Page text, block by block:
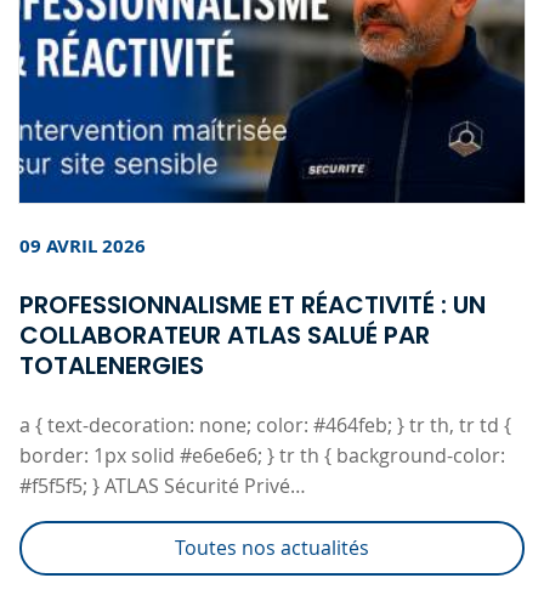
09 AVRIL 2026
PROFESSIONNALISME ET RÉACTIVITÉ : UN
COLLABORATEUR ATLAS SALUÉ PAR
TOTALENERGIES
a { text-decoration: none; color: #464feb; } tr th, tr td {
border: 1px solid #e6e6e6; } tr th { background-color:
#f5f5f5; } ATLAS Sécurité Privé…
Toutes nos actualités